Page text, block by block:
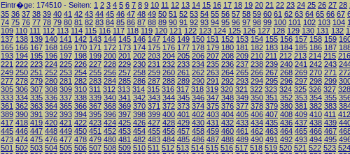
Eintr�ge: 174510 - Seiten: 1 2 3 4 5 6 7 8 9 10 11 12 13 14 15 16 17 18 19 20 21 22 23 24 25 26 27 28
35 36 37 38 39 40 41 42 43 44 45 46 47 48 49 50 51 52 53 54 55 56 57 58 59 60 61 62 63 64 65 66 67
74 75 76 77 78 79 80 81 82 83 84 85 86 87 88 89 90 91 92 93 94 95 96 97 98 99 100 101 102 103 104
109 110 111 112 113 114 115 116 117 118 119 120 121 122 123 124 125 126 127 128 129 130 131 132
137 138 139 140 141 142 143 144 145 146 147 148 149 150 151 152 153 154 155 156 157 158 159
165 166 167 168 169 170 171 172 173 174 175 176 177 178 179 180 181 182 183 184 185 186 187
193 194 195 196 197 198 199 200 201 202 203 204 205 206 207 208 209 210 211 212 213 214 215 216
221 222 223 224 225 226 227 228 229 230 231 232 233 234 235 236 237 238 239 240 241 242 243
249 250 251 252 253 254 255 256 257 258 259 260 261 262 263 264 265 266 267 268 269 270 271
277 278 279 280 281 282 283 284 285 286 287 288 289 290 291 292 293 294 295 296 297 298 299
305 306 307 308 309 310 311 312 313 314 315 316 317 318 319 320 321 322 323 324 325 326 327 328
333 334 335 336 337 338 339 340 341 342 343 344 345 346 347 348 349 350 351 352 353 354 355
361 362 363 364 365 366 367 368 369 370 371 372 373 374 375 376 377 378 379 380 381 382 383
389 390 391 392 393 394 395 396 397 398 399 400 401 402 403 404 405 406 407 408 409 410 411 412
417 418 419 420 421 422 423 424 425 426 427 428 429 430 431 432 433 434 435 436 437 438 439
445 446 447 448 449 450 451 452 453 454 455 456 457 458 459 460 461 462 463 464 465 466 467
473 474 475 476 477 478 479 480 481 482 483 484 485 486 487 488 489 490 491 492 493 494 495
501 502 503 504 505 506 507 508 509 510 511 512 513 514 515 516 517 518 519 520 521 522 523 524